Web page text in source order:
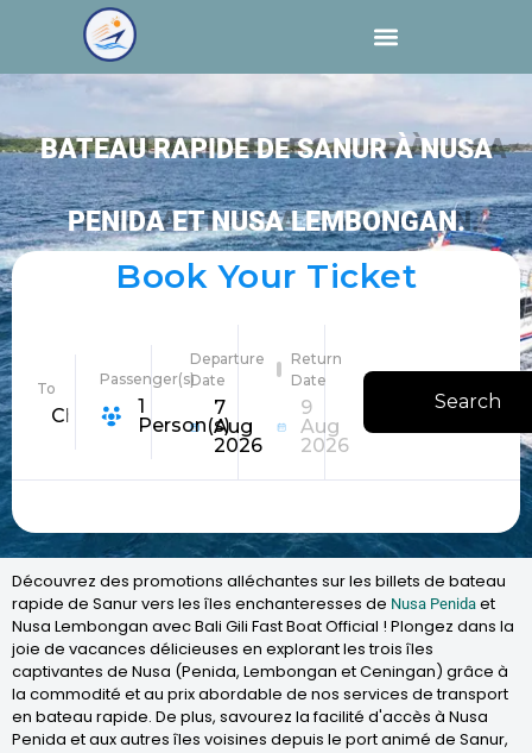
BATEAU RAPIDE DE SANUR À NUSA
PENIDA ET NUSA LEMBONGAN.
Book Your Ticket
To
Choose Destination
Passenger(s)
1
Person(s)
Departure
Date
7
Aug
2026
Return
Date
9
Aug
2026
Search
Découvrez des promotions alléchantes sur les billets de bateau
rapide de Sanur vers les îles enchanteresses de Nusa Penida et
Nusa Lembongan avec Bali Gili Fast Boat Official ! Plongez dans la
joie de vacances délicieuses en explorant les trois îles
captivantes de Nusa (Penida, Lembongan et Ceningan) grâce à
la commodité et au prix abordable de nos services de transport
en bateau rapide. De plus, savourez la facilité d'accès à Nusa
Penida et aux autres îles voisines depuis le port animé de Sanur,